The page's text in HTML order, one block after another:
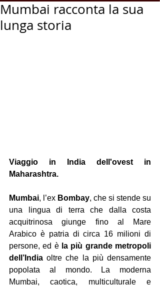
Mumbai racconta la sua
lunga storia
Viaggio in India dell'ovest in
Maharashtra.
Mumbai, l’ex Bombay, che si stende su
una lingua di terra che dalla costa
acquitrinosa giunge fino al Mare
Arabico è patria di circa 16 milioni di
persone, ed è la più grande metropoli
dell’India oltre che la più densamente
popolata al mondo. La moderna
Mumbai, caotica, multiculturale e